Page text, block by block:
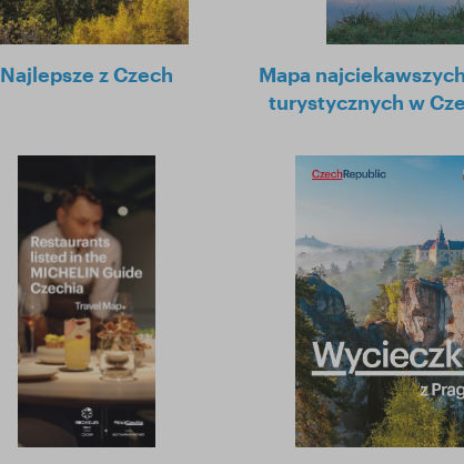
Najlepsze z Czech
Mapa
turystycznych w